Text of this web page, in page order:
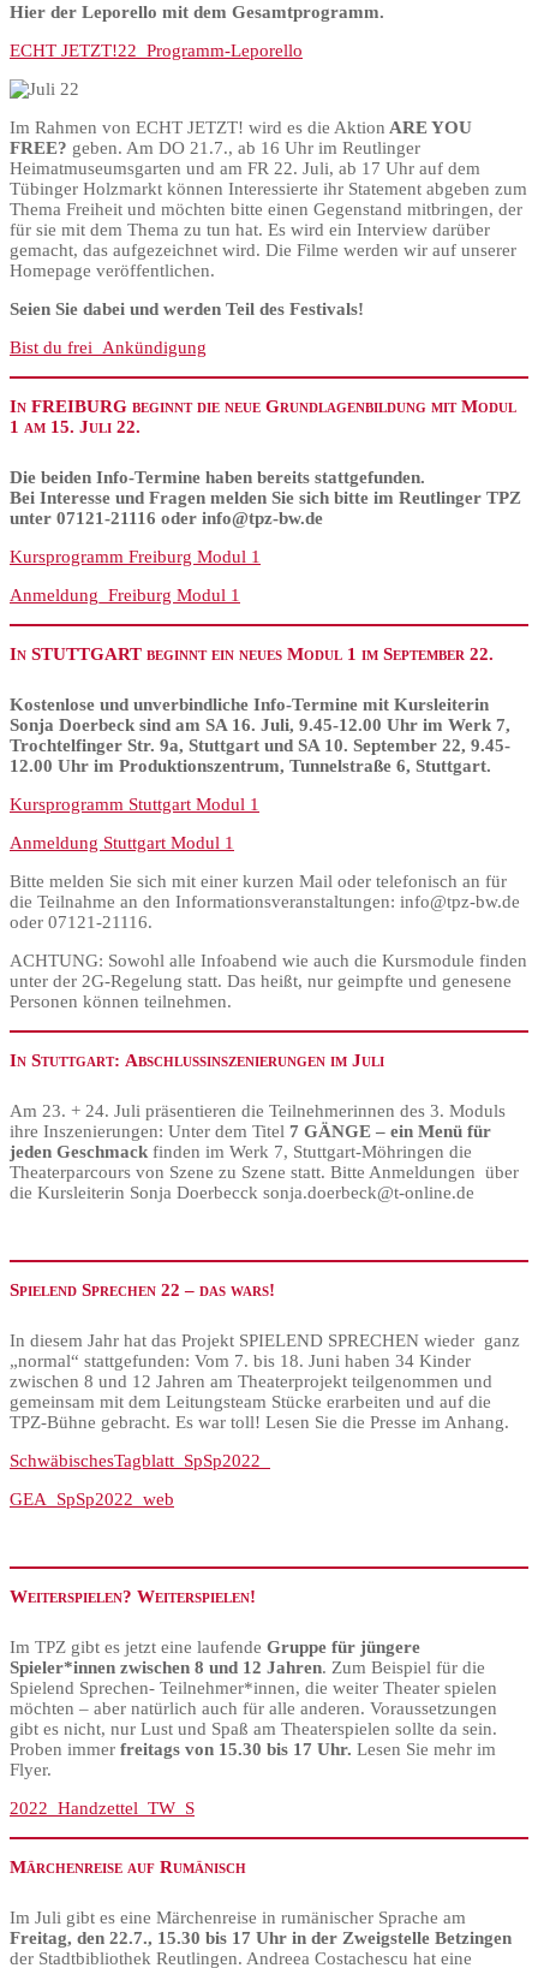
Hier der Leporello mit dem Gesamtprogramm.
ECHT JETZT!22_Programm-Leporello
Im Rahmen von ECHT JETZT! wird es die Aktion ARE YOU
FREE? geben. Am DO 21.7., ab 16 Uhr im Reutlinger
Heimatmuseumsgarten und am FR 22. Juli, ab 17 Uhr auf dem
Tübinger Holzmarkt können Interessierte ihr Statement abgeben zum
Thema Freiheit und möchten bitte einen Gegenstand mitbringen, der
für sie mit dem Thema zu tun hat. Es wird ein Interview darüber
gemacht, das aufgezeichnet wird. Die Filme werden wir auf unserer
Homepage veröffentlichen.
Seien Sie dabei und werden Teil des Festivals!
Bist du frei_Ankündigung
In FREIBURG beginnt die neue Grundlagenbildung mit Modul
1 am 15. Juli 22.
Die beiden Info-Termine haben bereits stattgefunden.
Bei Interesse und Fragen melden Sie sich bitte im Reutlinger TPZ
unter 07121-21116 oder info@tpz-bw.de
Kursprogramm Freiburg Modul 1
Anmeldung_Freiburg Modul 1
In STUTTGART beginnt ein neues Modul 1 im September 22.
Kostenlose und unverbindliche Info-Termine mit Kursleiterin
Sonja Doerbeck sind am SA 16. Juli, 9.45-12.00 Uhr im Werk 7,
Trochtelfinger Str. 9a, Stuttgart und SA 10. September 22, 9.45-
12.00 Uhr im Produktionszentrum, Tunnelstraße 6, Stuttgart.
Kursprogramm Stuttgart Modul 1
Anmeldung Stuttgart Modul 1
Bitte melden Sie sich mit einer kurzen Mail oder telefonisch an für
die Teilnahme an den Informationsveranstaltungen: info@tpz-bw.de
oder 07121-21116.
ACHTUNG: Sowohl alle Infoabend wie auch die Kursmodule finden
unter der 2G-Regelung statt. Das heißt, nur geimpfte und genesene
Personen können teilnehmen.
In Stuttgart: Abschlussinszenierungen im Juli
Am 23. + 24. Juli präsentieren die Teilnehmerinnen des 3. Moduls
ihre Inszenierungen: Unter dem Titel 7 GÄNGE – ein Menü für
jeden Geschmack finden im Werk 7, Stuttgart-Möhringen die
Theaterparcours von Szene zu Szene statt. Bitte Anmeldungen über
die Kursleiterin Sonja Doerbecck sonja.doerbeck@t-online.de
Spielend Sprechen 22 – das wars!
In diesem Jahr hat das Projekt SPIELEND SPRECHEN wieder ganz
„normal“ stattgefunden: Vom 7. bis 18. Juni haben 34 Kinder
zwischen 8 und 12 Jahren am Theaterprojekt teilgenommen und
gemeinsam mit dem Leitungsteam Stücke erarbeiten und auf die
TPZ-Bühne gebracht. Es war toll! Lesen Sie die Presse im Anhang.
SchwäbischesTagblatt_SpSp2022_
GEA_SpSp2022_web
Weiterspielen? Weiterspielen!
Im TPZ gibt es jetzt eine laufende Gruppe für jüngere
Spieler*innen zwischen 8 und 12 Jahren. Zum Beispiel für die
Spielend Sprechen- Teilnehmer*innen, die weiter Theater spielen
möchten – aber natürlich auch für alle anderen. Voraussetzungen
gibt es nicht, nur Lust und Spaß am Theaterspielen sollte da sein.
Proben immer freitags von 15.30 bis 17 Uhr. Lesen Sie mehr im
Flyer.
2022_Handzettel_TW_S
Märchenreise auf Rumänisch
Im Juli gibt es eine Märchenreise in rumänischer Sprache am
Freitag, den 22.7., 15.30 bis 17 Uhr in der Zweigstelle Betzingen
der Stadtbibliothek Reutlingen. Andreea Costachescu hat eine